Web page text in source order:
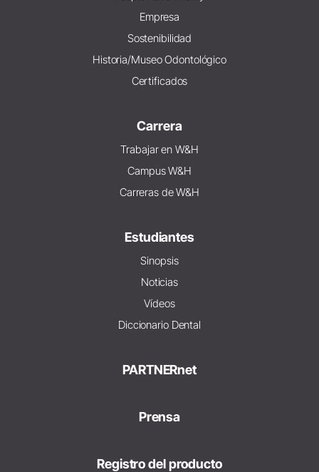
Empresa
Sostenibilidad
Historia/Museo Odontológico
Certificados
Carrera
Trabajar en W&H
Campus W&H
Carreras de W&H
Estudiantes
Sinopsis
Noticias
Vídeos
Diccionario Dental
PARTNERnet
Prensa
Registro del producto